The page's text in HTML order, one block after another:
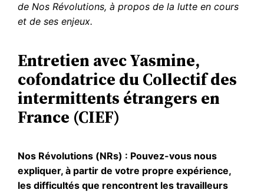
de Nos Révolutions, à propos de la lutte en cours
et de ses enjeux.
Entretien avec Yasmine,
cofondatrice du Collectif des
intermittents étrangers en
France (CIEF)
Nos Révolutions (NRs) : Pouvez-vous nous
expliquer, à partir de votre propre expérience,
les difficultés que rencontrent les travailleurs